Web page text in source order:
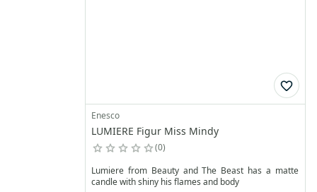
Enesco
LUMIERE Figur Miss Mindy
0
Lumiere from Beauty and The Beast has a matte
candle with shiny his flames and body